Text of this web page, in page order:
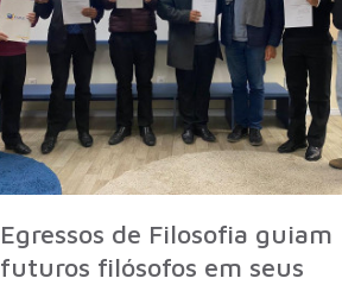
Egressos de Filosofia guiam
futuros filósofos em seus